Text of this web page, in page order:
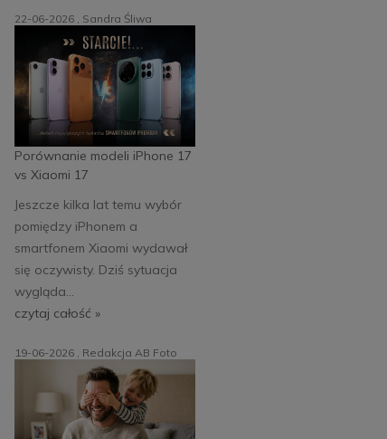
Porównanie modeli iPhone 17
vs Xiaomi 17
22-06-2026 , Sandra Śliwa
Jeszcze kilka lat temu wybór
pomiędzy iPhonem a
smartfonem Xiaomi wydawał
się oczywisty. Dziś sytuacja
wygląda...
czytaj całość »
19-06-2026 , Redakcja AB Foto